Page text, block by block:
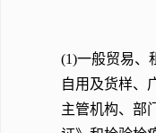
(1)一般贸易、
自用及货样、
主管机构、部